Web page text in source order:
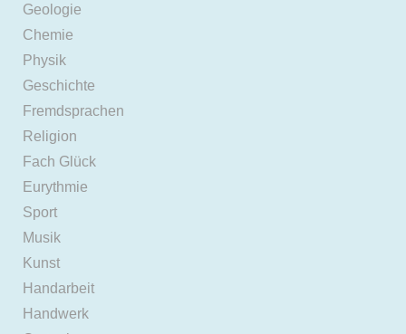
Geologie
Chemie
Physik
Geschichte
Fremdsprachen
Religion
Fach Glück
Eurythmie
Sport
Musik
Kunst
Handarbeit
Handwerk